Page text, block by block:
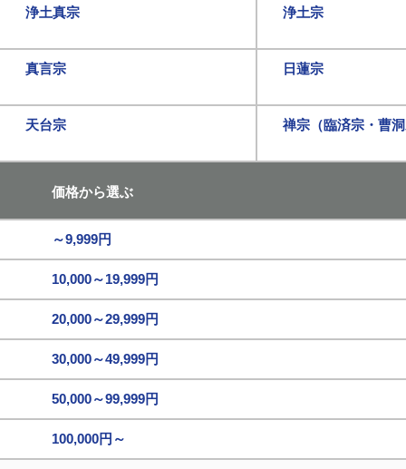
浄土真宗 浄土宗
真言宗 日蓮宗
天台宗 禅宗（臨済宗・曹
価格から選ぶ
～9,999円
10,000～19,999円
20,000～29,999円
30,000～49,999円
50,000～99,999円
100,000円～